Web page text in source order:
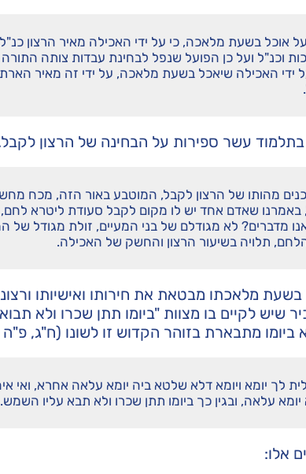
אוכל בשעת מלאכה, כי על ידי האכילה מאיר הרצון
וכנ"ל ועל כן הפועל שנפל לבחינת עבדות צותה
ידי האכילה שיאכל בשעת מלאכה, על ידי זה מאיר הארת
בתלמוד עשר ספירות על הבחינה של הרצון
מהותו של הרצון לקבל, המוטבע באור הזה, מכח
שאדם אחד יש לו מקום לקבל סעודת ליטרא לחם,
מדברים? לא מגודלם של בני המעיים, זולת מגודל של
תלויה בשיעור הרצון והחשק של האכילה.
מלאכתו מבטאת את חירותו ואישיותו
שיש לקיים בו מצוות "ביומו תתן שכרו ולא
ביומו מתבארת בזוהר הקדוש זו לשונו (ח"ג,
לך יומא ויומא דלא שלטא ביה יומא עלאה אחרא, ואי
עלאה, ובגין כך ביומו תתן שכרו ולא תבא עליו השמש.
אלו: